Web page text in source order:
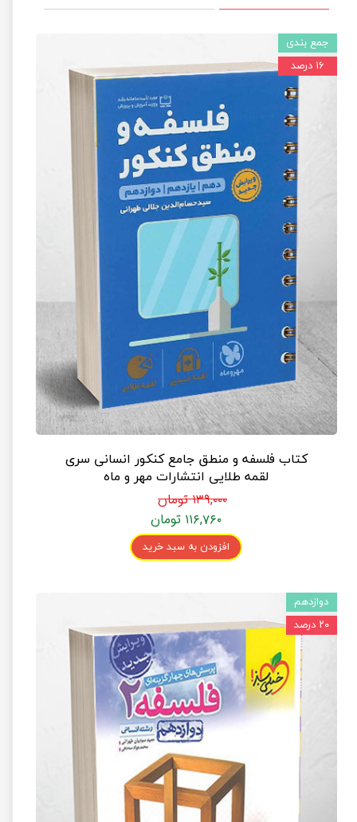
کتاب فلسفه و منطق جامع کنکور انسانی سری
لقمه طلایی انتشارات مهر و ماه
۱۳۹,۰۰۰ تومان
۱۱۶,۷۶۰ تومان
افزودن به سبد خرید
جمع بندی
۱۶ درصد
دوازدهم
۲۰ درصد